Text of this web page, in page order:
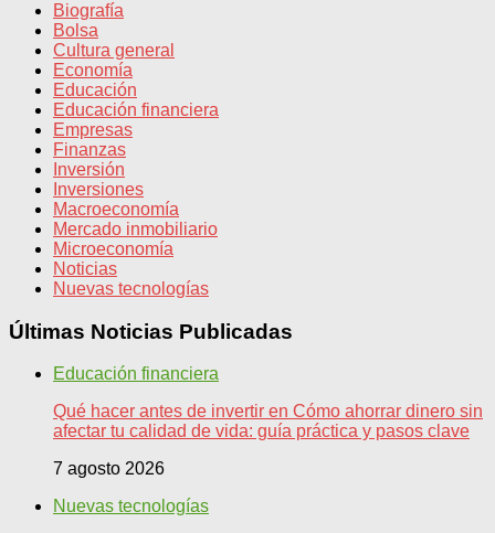
Biografía
Bolsa
Cultura general
Economía
Educación
Educación financiera
Empresas
Finanzas
Inversión
Inversiones
Macroeconomía
Mercado inmobiliario
Microeconomía
Noticias
Nuevas tecnologías
Últimas Noticias Publicadas
Educación financiera
Qué hacer antes de invertir en Cómo ahorrar dinero sin
afectar tu calidad de vida: guía práctica y pasos clave
7 agosto 2026
Nuevas tecnologías